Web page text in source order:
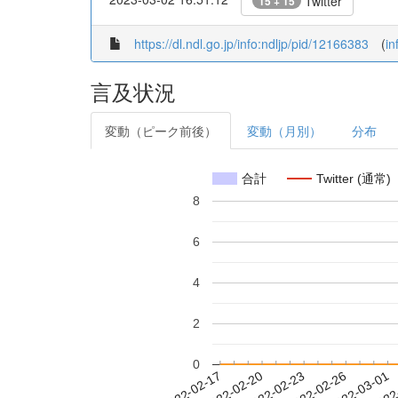
https://dl.ndl.go.jp/info:ndljp/pid/12166383 (
言及状況
変動（ピーク前後） 変動（月別） 分布
合計 Twitter (通常)
0
2
4
6
8